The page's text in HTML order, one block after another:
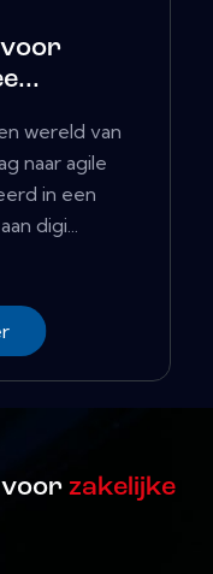
voor
wereld van
naar agile
in een
digi...
zakelijke